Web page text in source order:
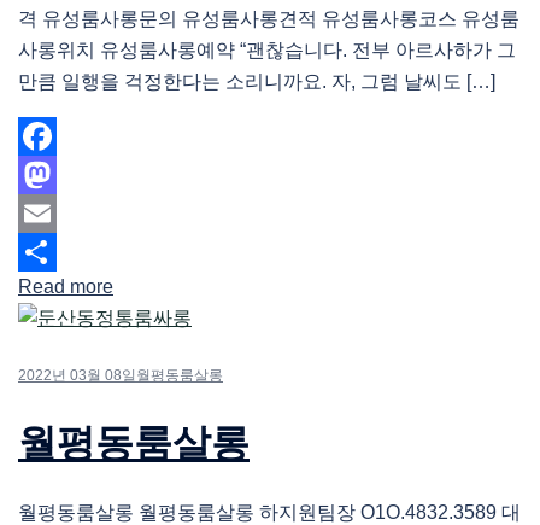
격 유성룸사롱문의 유성룸사롱견적 유성룸사롱코스 유성룸
사롱위치 유성룸사롱예약 “괜찮습니다. 전부 아르사하가 그
만큼 일행을 걱정한다는 소리니까요. 자, 그럼 날씨도 […]
Facebook
Mastodon
Email
Share
Read more
2022년 03월 08일 월평동룸살롱
월평동룸살롱
월평동룸살롱 월평동룸살롱 하지원팀장 O1O.4832.3589 대